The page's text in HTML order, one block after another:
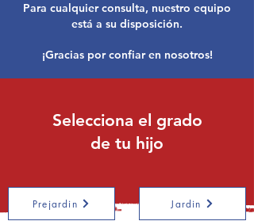
Para cualquier consulta, nuestro equipo
está a su disposición.
¡Gracias por confiar en nosotros!
Selecciona el grado
de tu hijo
Prejardin Jardin